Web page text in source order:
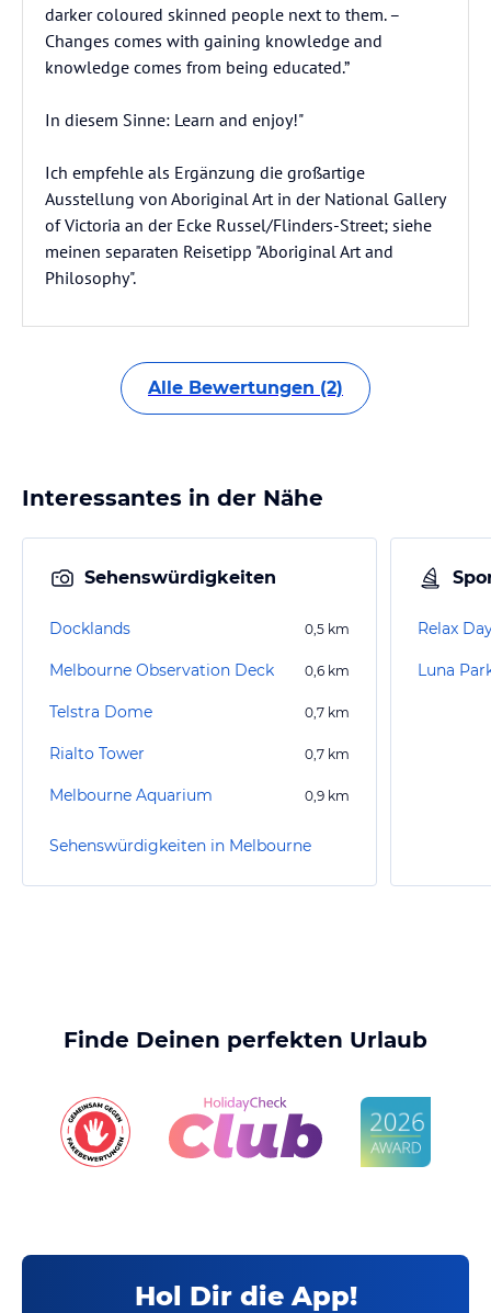
darker coloured skinned people next to them. –
Changes comes with gaining knowledge and
knowledge comes from being educated.”
In diesem Sinne: Learn and enjoy!"
Ich empfehle als Ergänzung die großartige
Ausstellung von Aboriginal Art in der National Gallery
of Victoria an der Ecke Russel/Flinders-Street; siehe
meinen separaten Reisetipp "Aboriginal Art and
Philosophy".
Alle Bewertungen (2)
Interessantes in der Nähe
Sehenswürdigkeiten
Docklands 0,5 km
Melbourne Observation Deck 0,6 km
Telstra Dome 0,7 km
Rialto Tower 0,7 km
Melbourne Aquarium 0,9 km
Sehenswürdigkeiten in Melbourne
Relax
Luna
Finde Deinen perfekten Urlaub
Hol Dir die App!